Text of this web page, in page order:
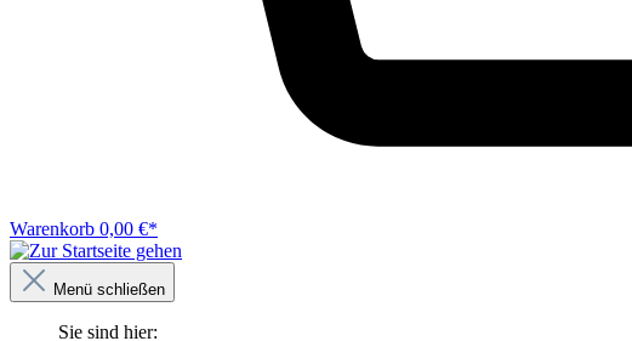
Warenkorb 0,00 €*
Menü schließen
Sie sind hier: